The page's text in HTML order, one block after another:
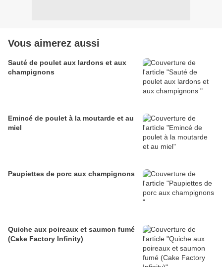
Vous aimerez aussi
Sauté de poulet aux lardons et aux
champignons
Emincé de poulet à la moutarde et au
miel
Paupiettes de porc aux champignons
Quiche aux poireaux et saumon fumé
(Cake Factory Infinity)